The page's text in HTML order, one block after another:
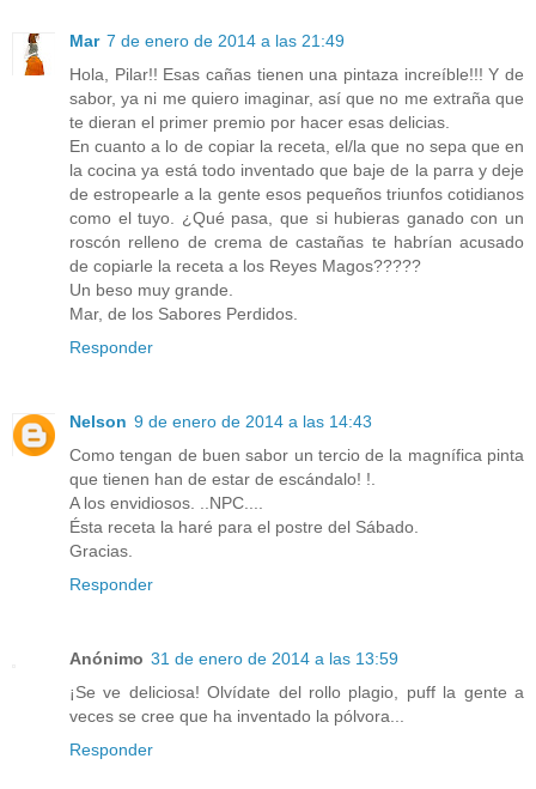
Mar 7 de enero de 2014 a las 21:49
Hola, Pilar!! Esas cañas tienen una pintaza increíble!!! Y de
sabor, ya ni me quiero imaginar, así que no me extraña que
te dieran el primer premio por hacer esas delicias.
En cuanto a lo de copiar la receta, el/la que no sepa que en
la cocina ya está todo inventado que baje de la parra y deje
de estropearle a la gente esos pequeños triunfos cotidianos
como el tuyo. ¿Qué pasa, que si hubieras ganado con un
roscón relleno de crema de castañas te habrían acusado
de copiarle la receta a los Reyes Magos?????
Un beso muy grande.
Mar, de los Sabores Perdidos.
Responder
Nelson 9 de enero de 2014 a las 14:43
Como tengan de buen sabor un tercio de la magnífica pinta
que tienen han de estar de escándalo! !.
A los envidiosos. ..NPC....
Ésta receta la haré para el postre del Sábado.
Gracias.
Responder
Anónimo 31 de enero de 2014 a las 13:59
¡Se ve deliciosa! Olvídate del rollo plagio, puff la gente a
veces se cree que ha inventado la pólvora...
Responder